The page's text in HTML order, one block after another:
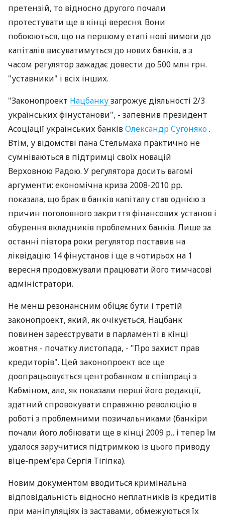
претензій, то відносно другого почали
протестувати ще в кінці вересня. Вони
побоюються, що на першому етапі нові вимоги до
капіталів висуватимуться до нових банків, а з
часом регулятор зажадає довести до 500 млн грн.
"уставники" і всіх інших.
"Законопроект Нацбанкузагрожує діяльності 2/3
українських фінустанови", - запевнив президент
Асоціації українських банківОлександр Сугоняко.
Втім, у відомстві пана Стельмаха практично не
сумніваються в підтримці своїх новацій
Верховною Радою. У регулятора досить вагомі
аргументи: економічна криза 2008-2010 рр.
показала, що брак в банків капіталу став однією з
причин поголовного закриття фінансових установ і
обурення вкладників проблемних банків. Лише за
останні півтора роки регулятор поставив на
ліквідацію 14 фінустанов і ще в чотирьох на 1
вересня продовжували працювати його тимчасові
адміністратори.
Не менш резонансним обіцяє бути і третій
законопроект, який, як очікується, Нацбанк
повинен зареєструвати в парламенті в кінці
жовтня - початку листопада, - "Про захист прав
кредиторів". Цей законопроект все ще
доопрацьовується центробанком в співпраці з
Кабміном, але, як показали перші його редакції,
здатний спровокувати справжню революцію в
роботі з проблемними позичальниками (банкіри
почали його лобіювати ще в кінці 2009 р., і тепер їм
удалося заручитися підтримкою із цього приводу
віце-прем'єра Сергія Тігіпка).
Новим документом вводиться кримінальна
відповідальність відносно неплатників із кредитів
при маніпуляціях із заставами, обмежуються їх